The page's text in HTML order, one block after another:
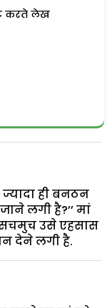
करते लेख
ही बनठन
लगी है?’’ मां
उसे एहसास
देने लगी है.